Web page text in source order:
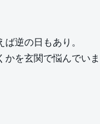
逆の日もあり。
かを玄関で悩んでいま